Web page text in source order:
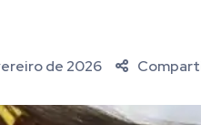
de 2026